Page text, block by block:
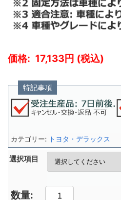
17,133
特記事項
選択項目
カテゴリー: トヨタ・デラックス